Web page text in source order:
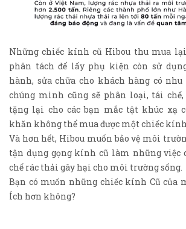
Những chiếc kính cũ Hibou thu mua lại
phân tách để lấy phụ kiện còn sử
hành, sửa chữa cho khách hàng có nhu
chúng mình cũng sẽ phân loại, tái
tặng lại cho các bạn mắc tật khúc xạ
khăn không thể mua được một chiếc
Và hơn hết, Hibou muốn bảo vệ môi
tận dụng gọng kính cũ làm những việc
chế rác thải gây hại cho môi trường sống.
Bạn có muốn những chiếc kính Cũ của
Ích hơn không?